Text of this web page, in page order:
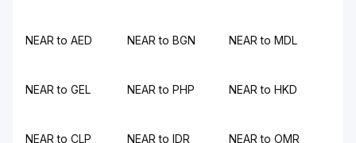
NEAR to AED NEAR to BGN NEAR to MDL
NEAR to GEL NEAR to PHP NEAR to HKD
NEAR to CLP NEAR to IDR NEAR to OMR